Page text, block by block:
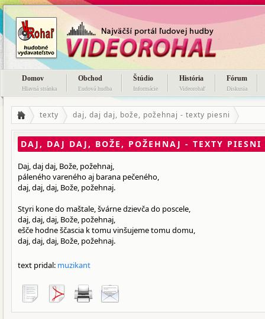
Domov
Hlavná stránka
Obchod
Ľudová hudba
Štúdio
Informácie
História
Videorohaľ
Fórum
Diskusia
texty daj, daj daj, bože, požehnaj - texty piesni
DAJ, DAJ DAJ, BOŽE, POŽEHNAJ - TEXTY PIESNI
Daj, daj daj, Bože, požehnaj,
páleného vareného aj barana pečeného,
daj, daj, daj, Bože, požehnaj.
Styri kone do maštale, švárne dzievča do poscele,
daj, daj, daj, Bože, požehnaj,
ešče hodne ščascia k tomu vinšujeme tomu domu,
daj, daj, daj, Bože, požehnaj.
text pridal: muzikant